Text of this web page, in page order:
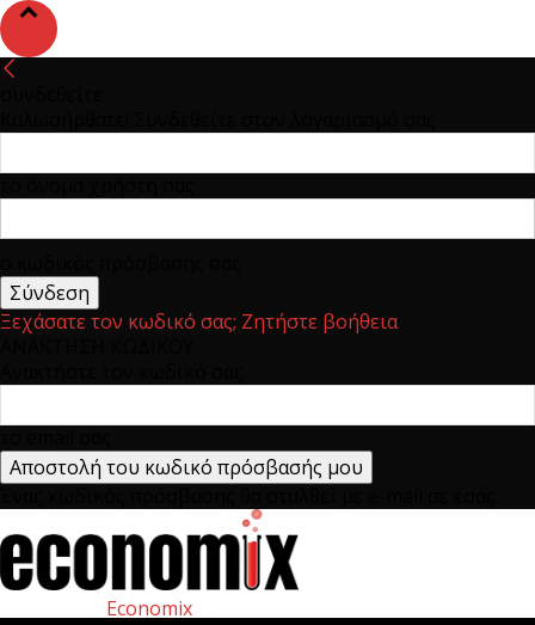
Ξεχάσατε τον κωδικό σας; Ζητήστε βοήθεια
Economix